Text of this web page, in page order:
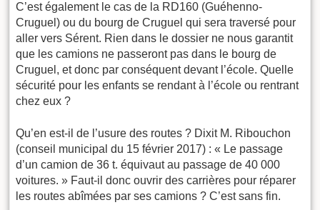
C’est également le cas de la RD160 (Guéhenno-
Cruguel) ou du bourg de Cruguel qui sera traversé pour
aller vers Sérent. Rien dans le dossier ne nous garantit
que les camions ne passeront pas dans le bourg de
Cruguel, et donc par conséquent devant l’école. Quelle
sécurité pour les enfants se rendant à l’école ou rentrant
chez eux ?
Qu’en est-il de l’usure des routes ? Dixit M. Ribouchon
(conseil municipal du 15 février 2017) : « Le passage
d’un camion de 36 t. équivaut au passage de 40 000
voitures. » Faut-il donc ouvrir des carrières pour réparer
les routes abîmées par ses camions ? C’est sans fin.